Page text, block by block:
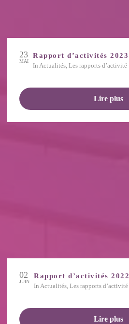
23
MAI
Rapport d’activités 2023
in Actualités, Les rapports d’activité
Lire plus
02
JUIN
Rapport d’activités 2022
in Actualités, Les rapports d’activité
Lire plus